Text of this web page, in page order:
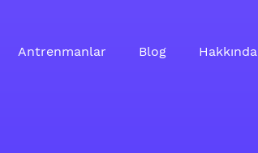
Antrenmanlar Blog Hakkında